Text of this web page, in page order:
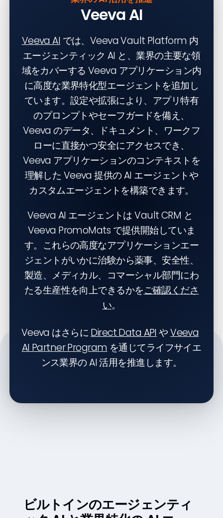
Veeva AI
Veeva AI では、Veeva Vault Platform 内
エージェンティック AI と、業界の主要な領
域をカバーする Veeva アプリケーション内
に高度な業界特化型エージェントを追加し
ています。設定や拡張により、アプリ特有
のプロンプトやセーフガードを備え、
Veeva のデータ、ドキュメント、ワークフ
ローに直接かつ安全にアクセスでき、
Veeva アプリケーションのコンテキストを
理解した Veeva 提供の AI エージェントや
カスタムエージェントを構築できます。
Veeva AI エージェントは Vault CRM と
Veeva PromoMats で提供開始していま
す。これらの高度なアプリケーションエー
ジェントがいかに治験から薬事、安全性、
製造、メディカル、コマーシャル部門にわ
たる生産性を向上できるかをご確認くださ
い。
Veeva はさらにDirect Data API やVeeva
AI Partner Program を通じてライフサイエ
ンス業界の AI 活用を推進します。
ビルトインのエージェンティ